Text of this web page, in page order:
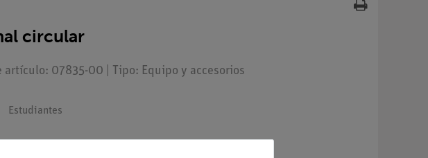
circular
artículo: 07835-00 | Tipo: Equipo y accesorios
Estudiantes